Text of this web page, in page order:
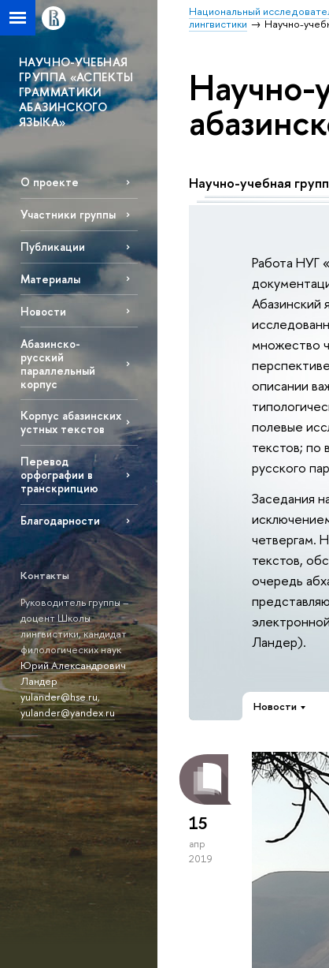
Национальный
лингвистики
Научно-
НАУЧНО-УЧЕБНАЯ
ГРУППА «АСПЕКТЫ
ГРАММАТИКИ
АБАЗИНСКОГО
ЯЗЫКА»
О проекте
Участники группы
Публикации
Материалы
Новости
Абазинско-
русский
параллельный
корпус
Корпус абазинских
устных текстов
Перевод
орфографии в
транскрипцию
Благодарности
Контакты
Руководитель группы –
доцент Школы
лингвистики, кандидат
филологических наук
Юрий Александрович
Ландер
yulander@hse.ru,
yulander@yandex.ru
Научно-
Научно-учебная
Работа НУГ
Абазинский
множество
описании
полевые
текстов; по
русского
Заседания
четвергам.
текстов,
очередь
Ландер).
Новости
15
апр
2019